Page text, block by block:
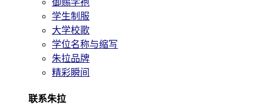
学生制服
大学校歌
学位名称与缩写
朱拉品牌
精彩瞬间
联系朱拉